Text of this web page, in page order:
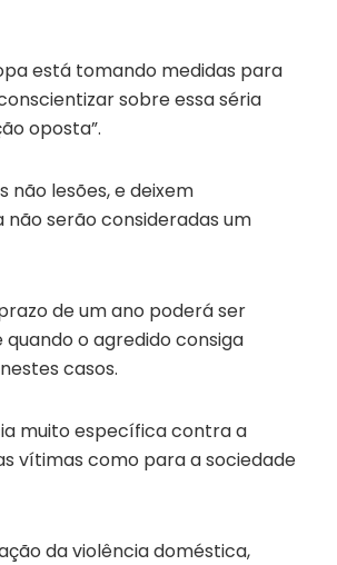
está tomando medidas para
sobre essa séria
oposta”.
não lesões, e deixem
serão consideradas um
de um ano poderá ser
o agredido consiga
casos.
muito específica contra a
vítimas como para a sociedade
da violência doméstica,